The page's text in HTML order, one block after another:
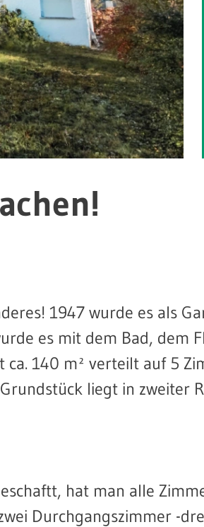
1947 wurde es als
es mit dem Bad, dem
ca. 140 m² verteilt auf 5
liegt in zweiter
hat man alle
Durchgangszimmer -